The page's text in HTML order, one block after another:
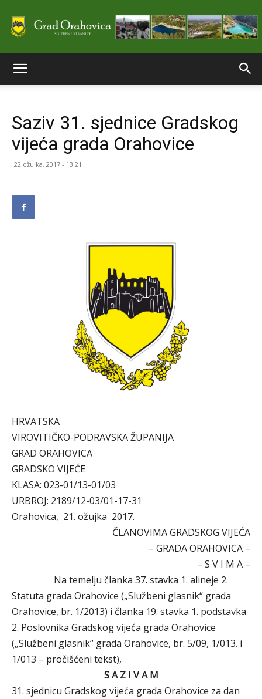
stranice
Saziv 31. sjednice Gradskog
vijeća grada Orahovice
22 ožujka, 2017 - 13:21
HRVATSKA
VIROVITIČKO-PODRAVSKA ŽUPANIJA
GRAD ORAHOVICA
GRADSKO VIJEĆE
KLASA: 023-01/13-01/03
URBROJ: 2189/12-03/01-17-31
Orahovica, 21. ožujka 2017.
ČLANOVIMA GRADSKOG VIJEĆA
– GRADA ORAHOVICA –
– S V I M A –
Na temelju članka 37. stavka 1. alineje 2.
Statuta grada Orahovice („Službeni glasnik“ grada
Orahovice, br. 1/2013) i članka 19. stavka 1. podstavka
2. Poslovnika Gradskog vijeća grada Orahovice
(„Službeni glasnik“ grada Orahovice, br. 5/09, 1/013. i
1/013 – pročišćeni tekst),
S A Z I V A M
31. sjednicu Gradskog vijeća grada Orahovice za dan